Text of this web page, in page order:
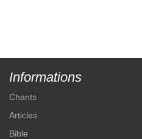
Informations
Chants
Articles
Bible